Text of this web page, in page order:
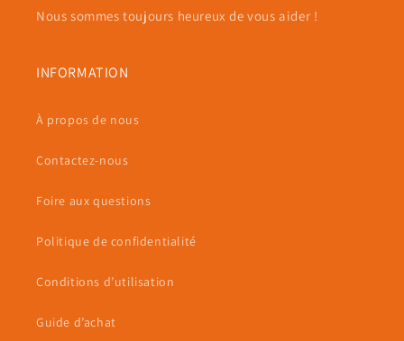
Nous sommes toujours heureux de vous aider !
INFORMATION
À propos de nous
Contactez-nous
Foire aux questions
Politique de confidentialité
Conditions d’utilisation
Guide d’achat